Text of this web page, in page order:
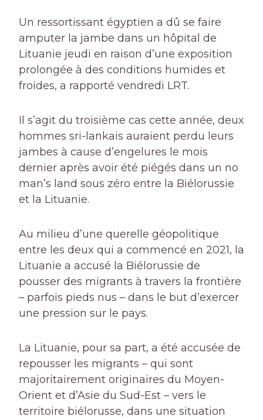
Un ressortissant égyptien a dû se faire
amputer la jambe dans un hôpital de
Lituanie jeudi en raison d’une exposition
prolongée à des conditions humides et
froides, a rapporté vendredi LRT.
Il s’agit du troisième cas cette année, deux
hommes sri-lankais auraient perdu leurs
jambes à cause d’engelures le mois
dernier après avoir été piégés dans un no
man’s land sous zéro entre la Biélorussie
et la Lituanie.
Au milieu d’une querelle géopolitique
entre les deux qui a commencé en 2021, la
Lituanie a accusé la Biélorussie de
pousser des migrants à travers la frontière
– parfois pieds nus – dans le but d’exercer
une pression sur le pays.
La Lituanie, pour sa part, a été accusée de
repousser les migrants – qui sont
majoritairement originaires du Moyen-
Orient et d’Asie du Sud-Est – vers le
territoire biélorusse, dans une situation